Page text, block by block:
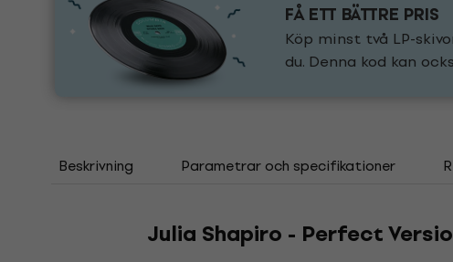
FÅ ETT BÄTTRE PRIS
Köp minst två LP-
du. Denna kod kan
Beskrivning Parametrar och specifikationer
Julia Shapiro - Perfect